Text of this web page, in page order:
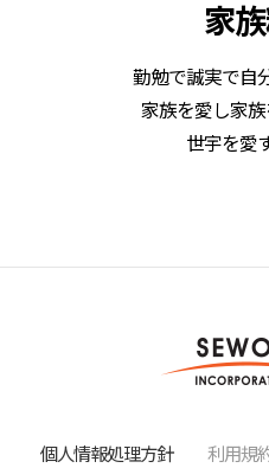
家
勤勉で誠実で自
家族を愛し家
世宇を愛
個人情報処理方針 利用規